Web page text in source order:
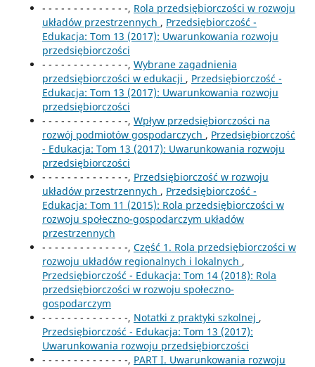
- - - - - - - - - - - - - -, Rola przedsiębiorczości w rozwoju
układów przestrzennych , Przedsiębiorczość -
Edukacja: Tom 13 (2017): Uwarunkowania rozwoju
przedsiębiorczości
- - - - - - - - - - - - - -, Wybrane zagadnienia
przedsiębiorczości w edukacji , Przedsiębiorczość -
Edukacja: Tom 13 (2017): Uwarunkowania rozwoju
przedsiębiorczości
- - - - - - - - - - - - - -, Wpływ przedsiębiorczości na
rozwój podmiotów gospodarczych , Przedsiębiorczość
- Edukacja: Tom 13 (2017): Uwarunkowania rozwoju
przedsiębiorczości
- - - - - - - - - - - - - -, Przedsiębiorczość w rozwoju
układów przestrzennych , Przedsiębiorczość -
Edukacja: Tom 11 (2015): Rola przedsiębiorczości w
rozwoju społeczno-gospodarczym układów
przestrzennych
- - - - - - - - - - - - - -, Część 1. Rola przedsiębiorczości w
rozwoju układów regionalnych i lokalnych ,
Przedsiębiorczość - Edukacja: Tom 14 (2018): Rola
przedsiębiorczości w rozwoju społeczno-
gospodarczym
- - - - - - - - - - - - - -, Notatki z praktyki szkolnej ,
Przedsiębiorczość - Edukacja: Tom 13 (2017):
Uwarunkowania rozwoju przedsiębiorczości
- - - - - - - - - - - - - -, PART I. Uwarunkowania rozwoju